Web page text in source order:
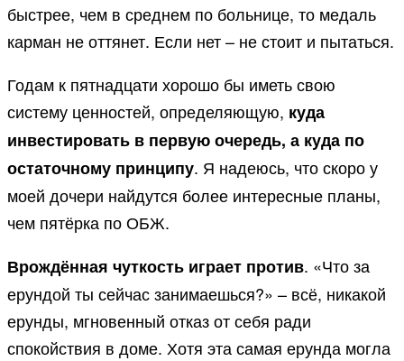
быстрее, чем в среднем по больнице, то медаль
карман не оттянет. Если нет – не стоит и пытаться.
Годам к пятнадцати хорошо бы иметь свою
систему ценностей, определяющую, куда
инвестировать в первую очередь, а куда по
остаточному принципу. Я надеюсь, что скоро у
моей дочери найдутся более интересные планы,
чем пятёрка по ОБЖ.
Врождённая чуткость играет против. «Что за
ерундой ты сейчас занимаешься?» – всё, никакой
ерунды, мгновенный отказ от себя ради
спокойствия в доме. Хотя эта самая ерунда могла